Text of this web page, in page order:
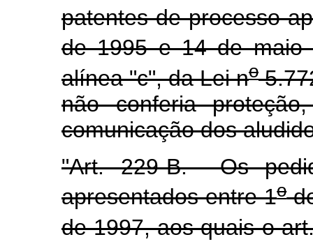
patentes de processo
de 1995 e 14 de
alínea "c", da Lei no
não conferia
comunicação dos
"Art. 229-B. Os
apresentados entre 1o
de 1997, aos quais o